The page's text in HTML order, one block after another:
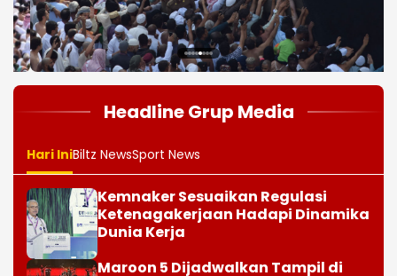
12345678
Headline Grup Media
Hari IniBiltz NewsSport News
Kemnaker Sesuaikan Regulasi
Ketenagakerjaan Hadapi Dinamika
Dunia Kerja
Maroon 5 Dijadwalkan Tampil di